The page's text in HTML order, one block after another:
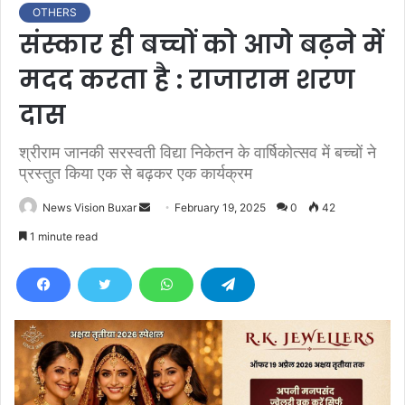
OTHERS
संस्कार ही बच्चों को आगे बढ़ने में
मदद करता है : राजाराम शरण
दास
श्रीराम जानकी सरस्वती विद्या निकेतन के वार्षिकोत्सव में बच्चों ने
प्रस्तुत किया एक से बढ़कर एक कार्यक्रम
News Vision Buxar
d
e
m
a
February 19, 2025 0 42
1 minute read